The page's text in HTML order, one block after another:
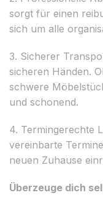
sorgt für einen
sich um alle
3. Sicherer
sicheren Händen.
schwere
und schonend.
4. Termingerechte
vereinbarte
neuen Zuhause
Überzeuge dich